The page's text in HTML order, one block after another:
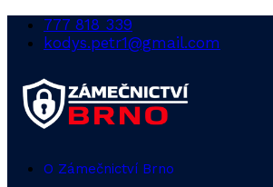
777 818 339
kodys.petr1@gmail.com
O Zámečnictví Brno